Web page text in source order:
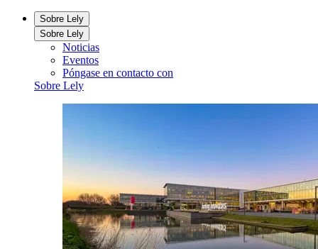
Sobre Lely
Sobre Lely
Noticias
Eventos
Póngase en contacto con
Sobre Lely